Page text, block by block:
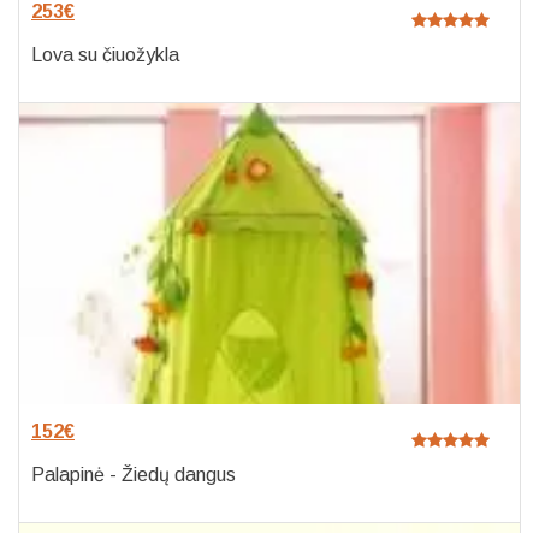
253€
Lova su čiuožykla
152€
Palapinė - Žiedų dangus